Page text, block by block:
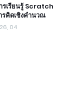
รเรียนรู้ Scratch
รคิดเชิงคำนวณ
04